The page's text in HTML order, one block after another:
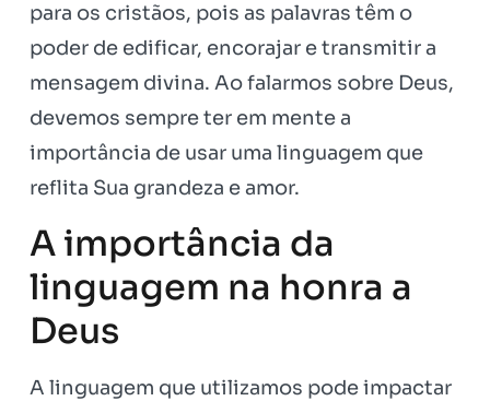
para os cristãos, pois as palavras têm o
poder de edificar, encorajar e transmitir a
mensagem divina. Ao falarmos sobre Deus,
devemos sempre ter em mente a
importância de usar uma linguagem que
reflita Sua grandeza e amor.
A importância da
linguagem na honra a
Deus
A linguagem que utilizamos pode impactar